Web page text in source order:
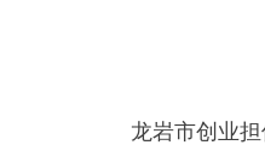
龙岩市创业担